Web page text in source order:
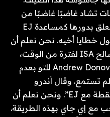
تشاد غاضبًا غاضبًا من
منعها له، ولكن يبدو أن الأمر يتعلق بدورها كمساعدة EJ
خطايا أخيه. نحن نعلم أن
Cat كانت تتجسس على EJ لصالح ISA لفترة من الوقت،
وقد أخبرها Andrew Donovan (Colton Little) للتو بعدم
استخدام مصيدة EJ، لكن Cat لم تستمع. وقال أندرو
بصراحة: “من الأفضل ألا تنام القطة مع EJ”. ونحن نعلم أن
مع إي جاي بهذه الطريقة.